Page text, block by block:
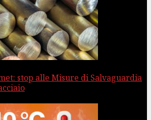
stop alle Misure di Salvaguardia